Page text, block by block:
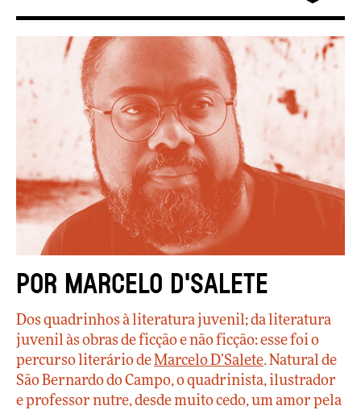
Por Marcelo D'Salete
Dos quadrinhos à literatura juvenil; da literatura
juvenil às obras de ficção e não ficção: esse foi o
percurso literário deMarcelo D’Salete. Natural de
São Bernardo do Campo, o quadrinista, ilustrador
e professor nutre, desde muito cedo, um amor pela